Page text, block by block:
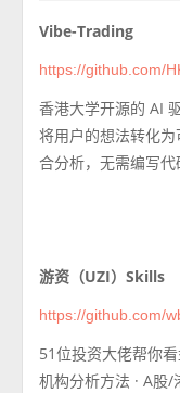
Vibe-Trading
https://github.com/
香港大学开源的 AI
将用户的想法转化
合分析，无需编写代
游资（UZI）Skills
https://github.com/
51位投资大佬帮你
机构分析方法 · A股/